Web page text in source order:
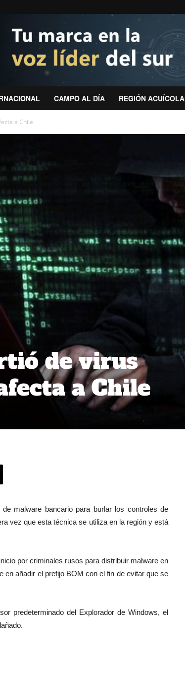
CAMPO AL DÍA REGIÓN ACUÍCOLA
a Chile
de virus
a Chile
malware bancario para burlar los controles de
vez que esta técnica se utiliza en la región y está
por criminales rusos para distribuir malware en
añadir el prefijo BOM con el fin de evitar que se
predeterminado del Explorador de Windows, el